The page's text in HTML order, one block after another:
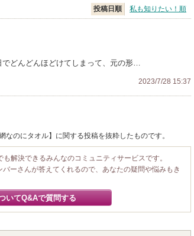
投稿日順 私も知りたい！順
どんどんほどけてしまって、元の形…
2023/7/28 15:37
のにタオル】に関する投稿を抜粋したものです。
解決できるみんなのコミュニティサービスです。
ーさんが答えてくれるので、あなたの疑問や悩みもき
いてQ&Aで質問する